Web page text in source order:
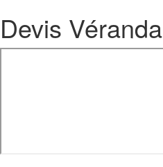
Devis Véranda